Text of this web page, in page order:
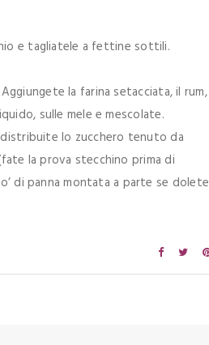
e tagliatele a fettine sottili.
la farina setacciata, il rum,
sulle mele e mescolate.
lo zucchero tenuto da
la prova stecchino prima di
di panna montata a parte se dolete